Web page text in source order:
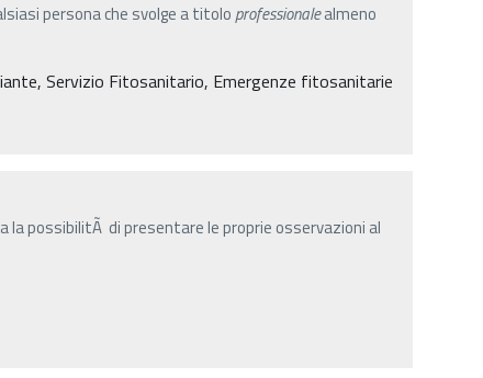
persona che svolge a titoloprofessionalealmeno
Servizio Fitosanitario, Emergenze fitosanitarie
la possibilitÃ di presentare le proprie osservazioni al